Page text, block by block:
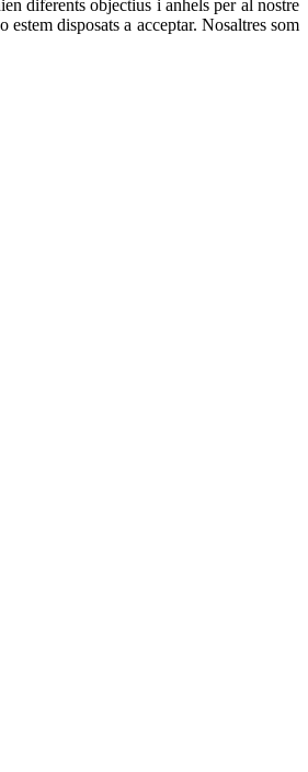
diferents objectius i anhels per al nostre
disposats a acceptar. Nosaltres som